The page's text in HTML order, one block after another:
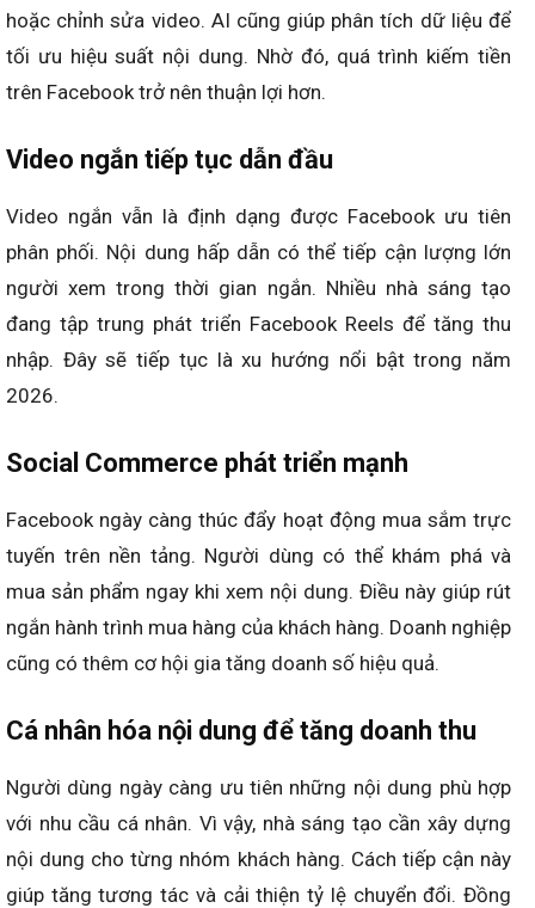
hoặc chỉnh sửa video. AI cũng giúp phân tích dữ liệu để
tối ưu hiệu suất nội dung. Nhờ đó, quá trình kiếm tiền
trên Facebook trở nên thuận lợi hơn.
Video ngắn tiếp tục dẫn đầu
Video ngắn vẫn là định dạng được Facebook ưu tiên
phân phối. Nội dung hấp dẫn có thể tiếp cận lượng lớn
người xem trong thời gian ngắn. Nhiều nhà sáng tạo
đang tập trung phát triển Facebook Reels để tăng thu
nhập. Đây sẽ tiếp tục là xu hướng nổi bật trong năm
2026.
Social Commerce phát triển mạnh
Facebook ngày càng thúc đẩy hoạt động mua sắm trực
tuyến trên nền tảng. Người dùng có thể khám phá và
mua sản phẩm ngay khi xem nội dung. Điều này giúp rút
ngắn hành trình mua hàng của khách hàng. Doanh nghiệp
cũng có thêm cơ hội gia tăng doanh số hiệu quả.
Cá nhân hóa nội dung để tăng doanh thu
Người dùng ngày càng ưu tiên những nội dung phù hợp
với nhu cầu cá nhân. Vì vậy, nhà sáng tạo cần xây dựng
nội dung cho từng nhóm khách hàng. Cách tiếp cận này
giúp tăng tương tác và cải thiện tỷ lệ chuyển đổi. Đồng